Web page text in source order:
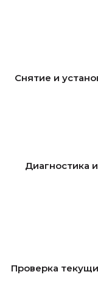
Снятие и
Диагностика
Проверка